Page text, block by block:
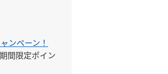
ンペーン！
間限定ポイン